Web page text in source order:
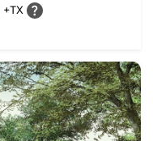
+TX